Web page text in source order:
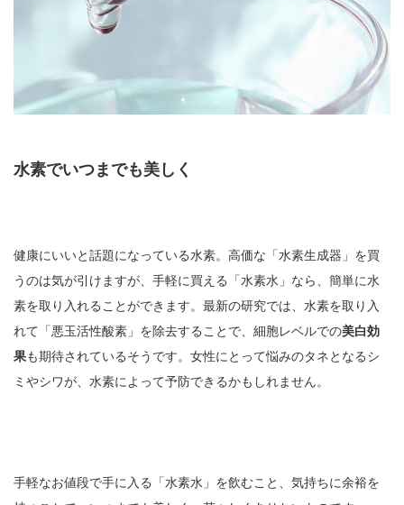
水素でいつまでも美しく
健康にいいと話題になっている水素。高価な「水素生成器」を買
うのは気が引けますが、手軽に買える「水素水」なら、簡単に水
素を取り入れることができます。最新の研究では、水素を取り入
れて「悪玉活性酸素」を除去することで、細胞レベルでの美白効
果も期待されているそうです。女性にとって悩みのタネとなるシ
ミやシワが、水素によって予防できるかもしれません。
手軽なお値段で手に入る「水素水」を飲むこと、気持ちに余裕を